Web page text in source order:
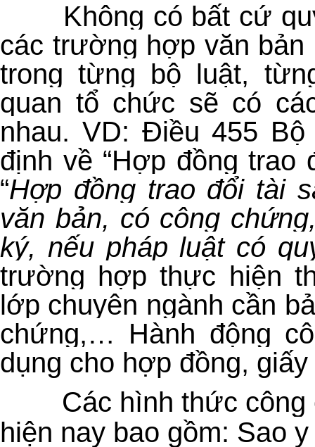
Không có bất cứ
các trường hợp văn
trong từng bộ luật,
quan tổ chức sẽ có
nhau. VD: Điều 455
định về “Hợp đồng trao
“Hợp đồng trao đổi tài
văn bản, có công
ký, nếu pháp luật có
trường hợp thực hiện
lớp chuyên ngành cần
chứng,… Hành động
dụng cho hợp đồng,
Các hình thức
hiện nay bao gồm: Sao